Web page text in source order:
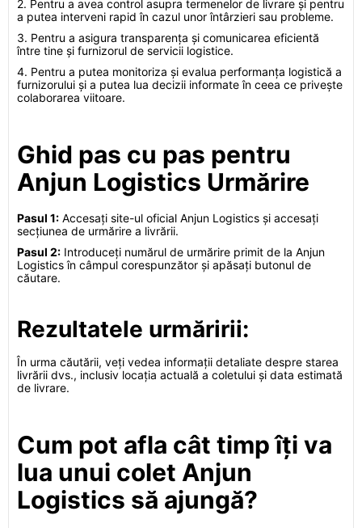
2. Pentru a avea control asupra termenelor de livrare și pentru
a putea interveni rapid în cazul unor întârzieri sau probleme.
3. Pentru a asigura transparența și comunicarea eficientă
între tine și furnizorul de servicii logistice.
4. Pentru a putea monitoriza și evalua performanța logistică a
furnizorului și a putea lua decizii informate în ceea ce privește
colaborarea viitoare.
Ghid pas cu pas pentru
Anjun Logistics Urmărire
Pasul 1: Accesați site-ul oficial Anjun Logistics și accesați
secțiunea de urmărire a livrării.
Pasul 2: Introduceți numărul de urmărire primit de la Anjun
Logistics în câmpul corespunzător și apăsați butonul de
căutare.
Rezultatele urmăririi:
În urma căutării, veți vedea informații detaliate despre starea
livrării dvs., inclusiv locația actuală a coletului și data estimată
de livrare.
Cum pot afla cât timp îți va
lua unui colet Anjun
Logistics să ajungă?